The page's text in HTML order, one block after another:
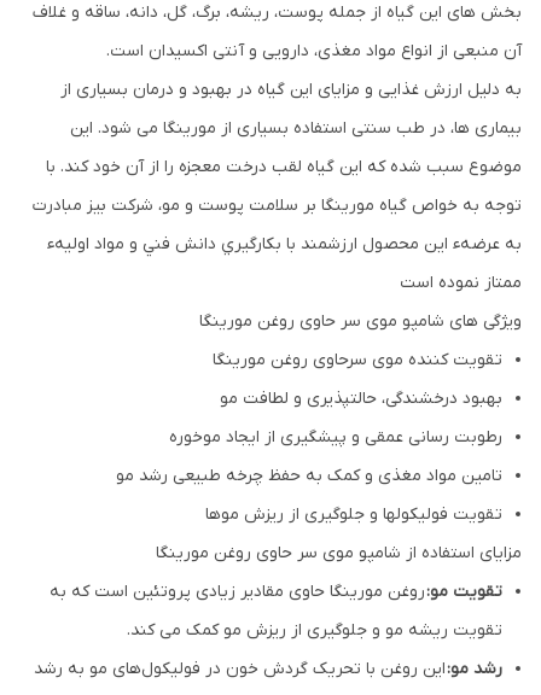
بخش های این گیاه از جمله پوست، ریشه، برگ، گل، دانه، ساقه و غلاف
آن منبعی از انواع مواد مغذی، دارویی و آنتی اکسیدان است.
به دلیل ارزش غذایی و مزایای این گیاه در بهبود و درمان بسیاری از
بیماری ها، در طب سنتی استفاده بسیاری از مورینگا می شود. این
موضوع سبب شده که این گیاه لقب درخت معجزه را از آن خود کند. با
توجه به خواص گیاه مورینگا بر سلامت پوست و مو، شركت بيز مبادرت
به عرضهء اين محصول ارزشمند با بكارگيري دانش فني و مواد اوليهء
ممتاز نموده است
ویژگی های شامپو موی سر حاوی روغن مورینگا
تقویت کننده موی سرحاوی روغن مورینگا
بهبود درخشندگی، حالتپذیری و لطافت مو
رطوبت رسانی عمقی و پیشگیری از ایجاد موخوره
تامین مواد مغذی و کمک به حفظ چرخه طبیعی رشد مو
تقویت فولیکولها و جلوگیری از ریزش موها
مزایای استفاده از شامپو موی سر حاوی روغن مورینگا
تقویت مو:روغن مورینگا حاوی مقادیر زیادی پروتئین است که به
تقویت ریشه مو و جلوگیری از ریزش مو کمک می کند.
رشد مو:این روغن با تحریک گردش خون در فولیکول‌های مو به رشد